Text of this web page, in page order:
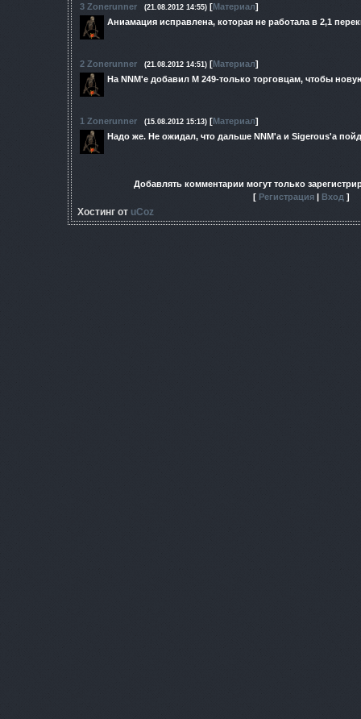
3 Zonerunner (21.08.2012 14:55) [Материал]
Аниамация исправлена, которая не работала в 2,1
2 Zonerunner (21.08.2012 14:51) [Материал]
На NNM'e добавил М 249-только торговцам, чтобы
1 Zonerunner (15.08.2012 15:13) [Материал]
Надо же. Не ожидал, что дальше NNM'a и Sigerous'a
Добавлять комментарии могут только
[ Регистрация | Вход ]
Хостинг от uCoz